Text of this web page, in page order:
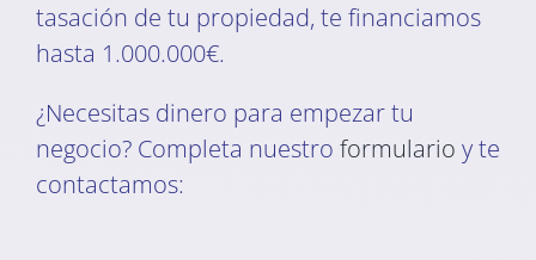
tasación de tu propiedad, te financiamos
hasta 1.000.000€.
¿Necesitas dinero para empezar tu
negocio? Completa nuestro formulario y te
contactamos: